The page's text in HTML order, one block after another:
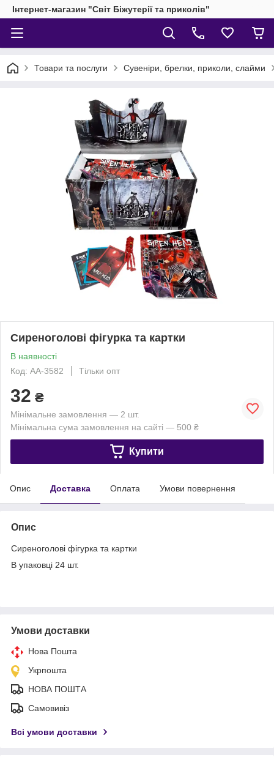
Інтернет-магазин "Світ Біжутерії та приколів"
Товари та послуги Сувеніри, брелки, приколи, слайми
Сиреноголові фігурка та картки
В наявності
Код: АА-3582
Тільки опт
32 ₴
Мінімальне замовлення — 2 шт.
Мінімальна сума замовлення на сайті — 500 ₴
Купити
Опис Доставка Оплата Умови повернення
Опис
Сиреноголові фігурка та картки
В упаковці 24 шт.
Умови доставки
Нова Пошта
Укрпошта
НОВА ПОШТА
Самовивіз
Всі умови доставки